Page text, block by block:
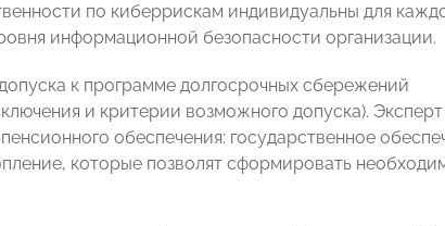
по киберрискам индивидуальны для
информационной безопасности организации.
к программе долгосрочных сбережений
и критерии возможного допуска). Эксперт
обеспечения: государственное
которые позволят сформировать